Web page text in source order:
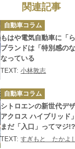
関連記事
カ
テ
ゴ
リ
ー
自動車コラム
もはや電気自動車に「
ブランドは「特別感の
なっている
TEXT:小林敦志
カ
テ
ゴ
リ
ー
自動車コラム
シトロエンの新世代デ
アクロス ハイブリッ
まだ「入口」ってマジ!?
TEXT:すぎもと たかよ